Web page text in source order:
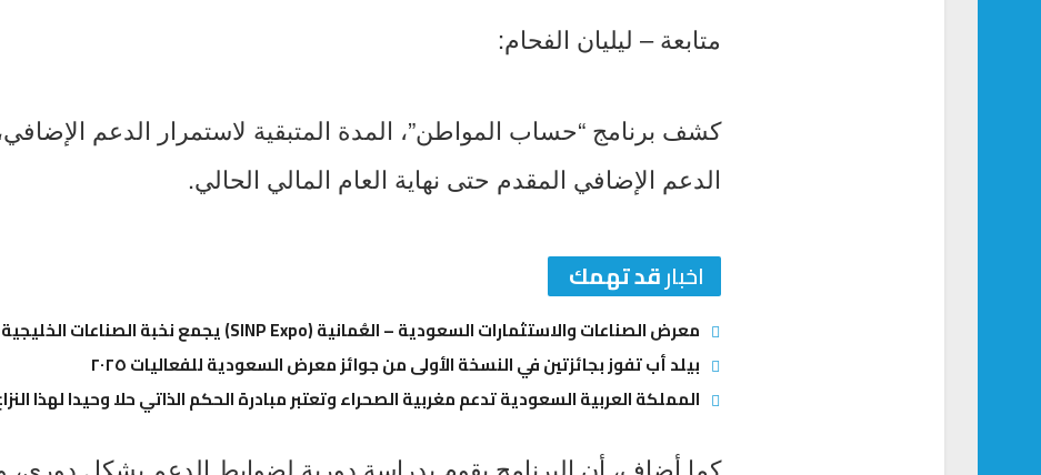
متابعة – ليليان الفحام:
كشف برنامج “حساب المواطن”، المدة المتبقية لاستمرار الدعم
الدعم الإضافي المقدم حتى نهاية العام المالي الحالي.
اخبارقد تهمك
معرض الصناعات والاستثمارات السعودية – العُمانية (SINP Expo) يجمع نخبة الصناعات الخليجية تحت سقف واحد
بيلد أب تفوز بجائزتين في النسخة الأولى من جوائز معرض السعودية للفعاليات ٢٠٢٥
المملكة العربية السعودية تدعم مغربية الصحراء وتعتبر مبادرة الحكم الذاتي حلا وحيدا لهذا
كما أضاف، أن البرنامج يقوم بدراسة دورية لضوابط الدعم بشكل دوري،